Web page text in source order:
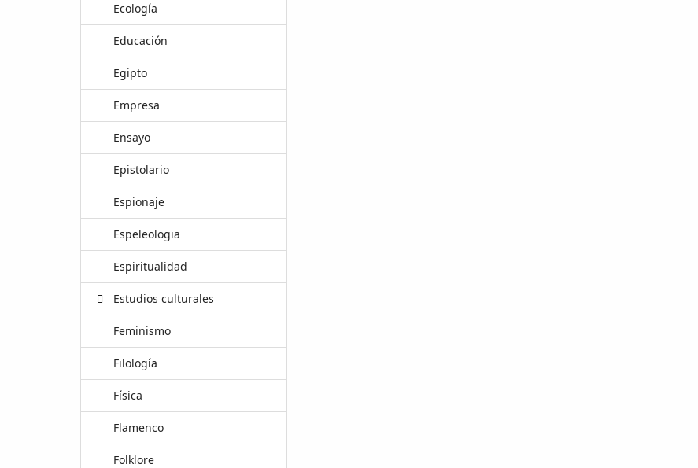
Ecología
Educación
Egipto
Empresa
Ensayo
Epistolario
Espionaje
Espeleologia
Espiritualidad
Estudios culturales
Feminismo
Filología
Física
Flamenco
Folklore